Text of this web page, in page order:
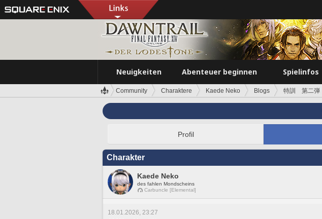
Neuigkeiten Abenteuer beginnen Spielinfos
Community Charaktere Kaede Neko Blogs 特訓 第二弾
Profil
Charakter
Kaede Neko
des fahlen Mondscheins
Carbuncle [Elemental]
18.01.2026, 23:27